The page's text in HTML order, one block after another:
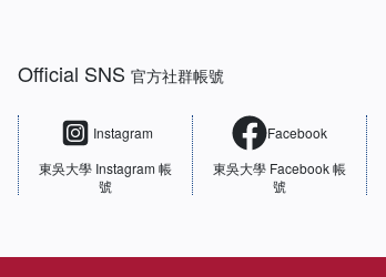
Official SNS 官方社群帳號
Instagram
東吳大學 Instagram 帳
號
Facebook
東吳大學 Facebook 帳
號